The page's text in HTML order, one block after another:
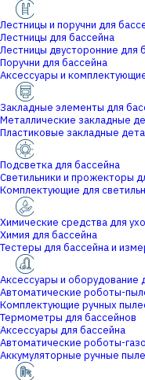
Лестницы и поручни для
Лестницы для бассейна
Лестницы двусторонние для
Поручни для бассейна
Аксессуары и
Закладные элементы для
Металлические закладные
Пластиковые закладные
Подсветка для бассейна
Светильники и прожекторы
Комплектующие для
Химические средства для
Химия для бассейна
Тестеры для бассейна и
Аксессуары и оборудование
Автоматические роботы-
Комплектующие ручных
Термометры для бассейнов
Аксессуары для бассейна
Автоматические роботы-
Аккумуляторные ручные